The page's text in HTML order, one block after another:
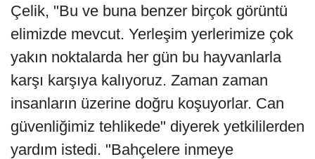
Çelik, "Bu ve buna benzer birçok görüntü
elimizde mevcut. Yerleşim yerlerimize çok
yakın noktalarda her gün bu hayvanlarla
karşı karşıya kalıyoruz. Zaman zaman
insanların üzerine doğru koşuyorlar. Can
güvenliğimiz tehlikede" diyerek yetkililerden
yardım istedi. "Bahçelere inmeye